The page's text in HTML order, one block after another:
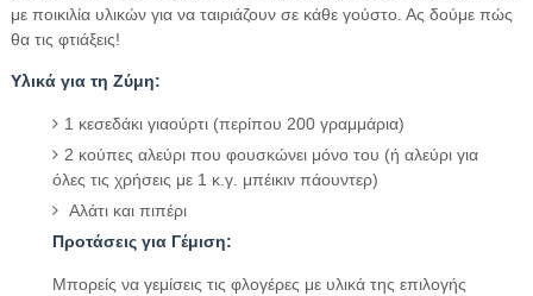
με ποικιλία υλικών για να ταιριάζουν σε κάθε γούστο. Ας δούμε πώς
θα τις φτιάξεις!
Υλικά για τη Ζύμη:
1 κεσεδάκι γιαούρτι (περίπου 200 γραμμάρια)
2 κούπες αλεύρι που φουσκώνει μόνο του (ή αλεύρι για
όλες τις χρήσεις με 1 κ.γ. μπέικιν πάουντερ)
Αλάτι και πιπέρι
Προτάσεις για Γέμιση:
Μπορείς να γεμίσεις τις φλογέρες με υλικά της επιλογής